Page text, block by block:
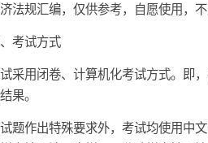
法规汇编，仅供参考，自愿使用，
考试方式
采用闭卷、计算机化考试方式。即
果。
题作出特殊要求外，考试均使用中